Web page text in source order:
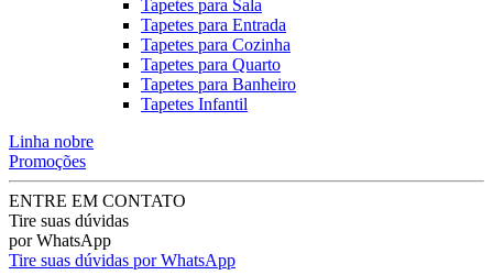
Tapetes para Sala
Tapetes para Entrada
Tapetes para Cozinha
Tapetes para Quarto
Tapetes para Banheiro
Tapetes Infantil
Linha nobre
Promoções
ENTRE EM CONTATO
Tire suas dúvidas
por WhatsApp
Tire suas dúvidas por WhatsApp